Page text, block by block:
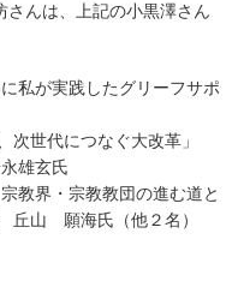
さんは、上記の小黒澤さん
私が実践したグリーフサポ
次世代につなぐ大改革」
雄玄氏
教界・宗教教団の進む道と
丘山 願海氏（他２名）